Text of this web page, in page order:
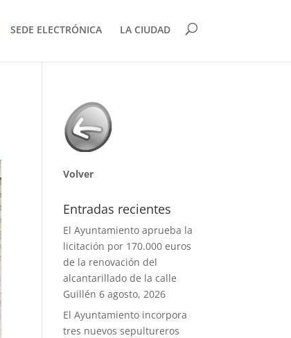
SEDE ELECTRÓNICA LA CIUDAD
Volver
Entradas recientes
El Ayuntamiento aprueba la
licitación por 170.000 euros
de la renovación del
alcantarillado de la calle
Guillén 6 agosto, 2026
El Ayuntamiento incorpora
tres nuevos sepultureros